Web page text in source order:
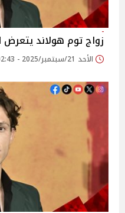
زواج توم هولاند
الأحد 21/سبتمبر/2025 - 02:43 م